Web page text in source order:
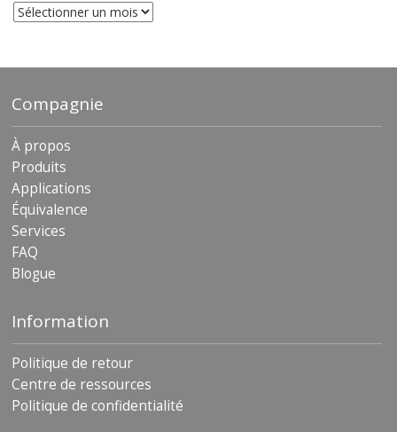
Les
archives
Compagnie
À propos
Produits
Applications
Équivalence
Services
FAQ
Blogue
Information
Politique de retour
Centre de ressources
Politique de confidentialité